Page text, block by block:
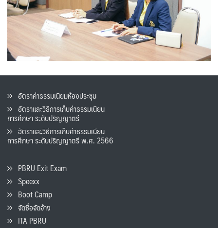
อัตราค่าธรรมเนียมห้องประชุม
อัตราและวิธีการเก็บค่าธรรมเนียน
การศึกษา ระดับปริญญาตรี
อัตราและวิธีการเก็บค่าธรรมเนียน
การศึกษา ระดับปริญญาตรี พ.ศ. 2566
PBRU Exit Exam
Speexx
Boot Camp
จัดซื้อจัดจ้าง
ITA PBRU